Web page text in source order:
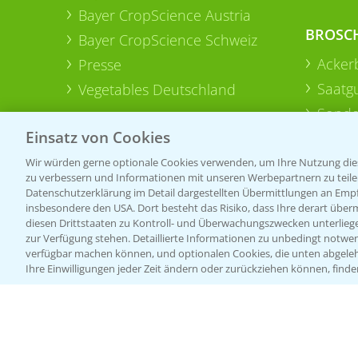
Bayer CropScience Austria
Bayer CropScience Schweiz
Presse
Vegetables Deutschland
Einsatz von Cookies
Wir würden gerne optionale Cookies verwenden, um Ihre Nutzung
zu verbessern und Informationen mit unseren Werbepartnern zu
Datenschutzerklärung im Detail dargestellten Übermittlungen an
insbesondere den USA. Dort besteht das Risiko, dass Ihre derart
diesen Drittstaaten zu Kontroll- und Überwachungszwecken
zur Verfügung stehen. Detaillierte Informationen zu unbedingt
verfügbar machen können, und optionalen Cookies, die unten
Ihre Einwilligungen jeder Zeit ändern oder zurückziehen können,